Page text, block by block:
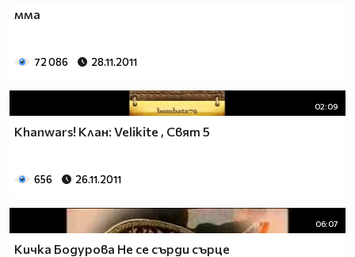
мма
72 086 28.11.2011
02:09
Khanwars! Клан: Velikite , Свят 5
656 26.11.2011
06:07
Кичка Бодурова Не се сърди сърце